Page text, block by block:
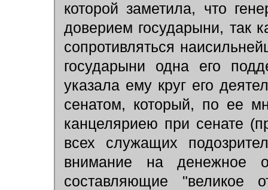
которой заметила, что
доверием государыни, так
сопротивляться
государыни одна его
указала ему круг его
сенатом, который, по ее
канцеляриею при сенате
всех служащих
внимание на денежное
составляющие